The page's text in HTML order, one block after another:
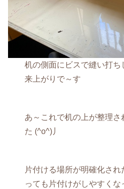
机の側面にビスで縫い打ち
来上がりで～す
あ～これで机の上が整理さ
た (^o^)丿
片付ける場所が明確化され
っても片付けがしやすくな